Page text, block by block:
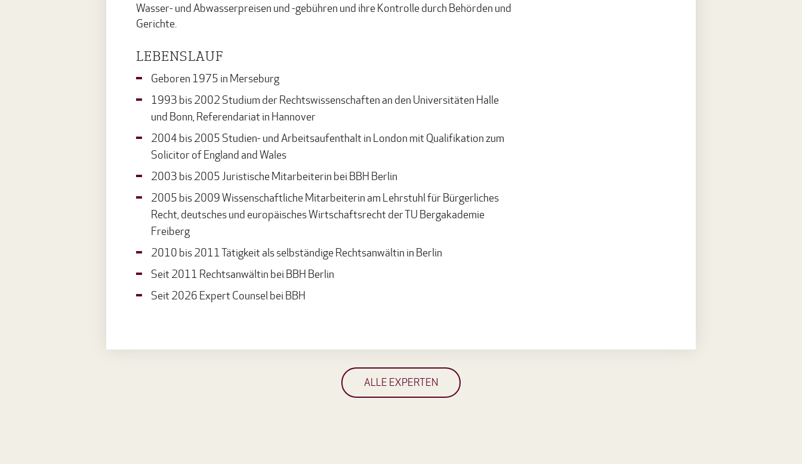
Wasser- und Abwasserpreisen und -gebühren und ihre Kontrolle durch Behörden und
Gerichte.
LEBENSLAUF
Geboren 1975 in Merseburg
1993 bis 2002 Studium der Rechtswissenschaften an den Universitäten Halle
und Bonn, Referendariat in Hannover
2004 bis 2005 Studien- und Arbeitsaufenthalt in London mit Qualifikation zum
Solicitor of England and Wales
2003 bis 2005 Juristische Mitarbeiterin bei BBH Berlin
2005 bis 2009 Wissenschaftliche Mitarbeiterin am Lehrstuhl für Bürgerliches
Recht, deutsches und europäisches Wirtschaftsrecht der TU Bergakademie
Freiberg
2010 bis 2011 Tätigkeit als selbständige Rechtsanwältin in Berlin
Seit 2011 Rechtsanwältin bei BBH Berlin
Seit 2026 Expert Counsel bei BBH
ALLE EXPERTEN